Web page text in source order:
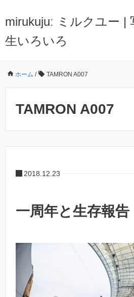
mirukujuː ミルクユー |
生いろいろ
ホーム / TAMRON A007
TAMRON A007
2018.12.23
一周年と生存報告